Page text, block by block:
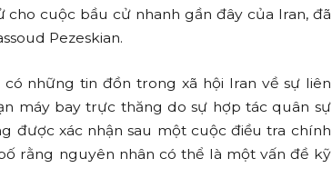
cuộc bầu cử nhanh gần đây của Iran, đã
Pezeskian.
những tin đồn trong xã hội Iran về sự liên
máy bay trực thăng do sự hợp tác quân sự
được xác nhận sau một cuộc điều tra chính
rằng nguyên nhân có thể là một vấn đề kỹ